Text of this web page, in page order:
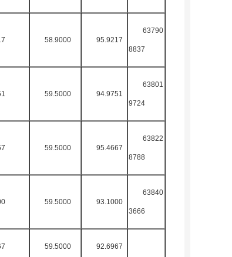
58.9000 95.9217
63790
8837
59.5000 94.9751
63801
9724
59.5000 95.4667
63822
8788
59.5000 93.1000
63840
3666
59.5000 92.6967